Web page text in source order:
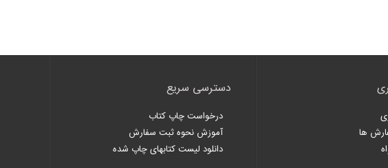
ها
دسترسی سریع
درخواست چاپ کتاب
آموزش نحوه ثبت سفارش
دانلود لیست کتابهای چاپ شده